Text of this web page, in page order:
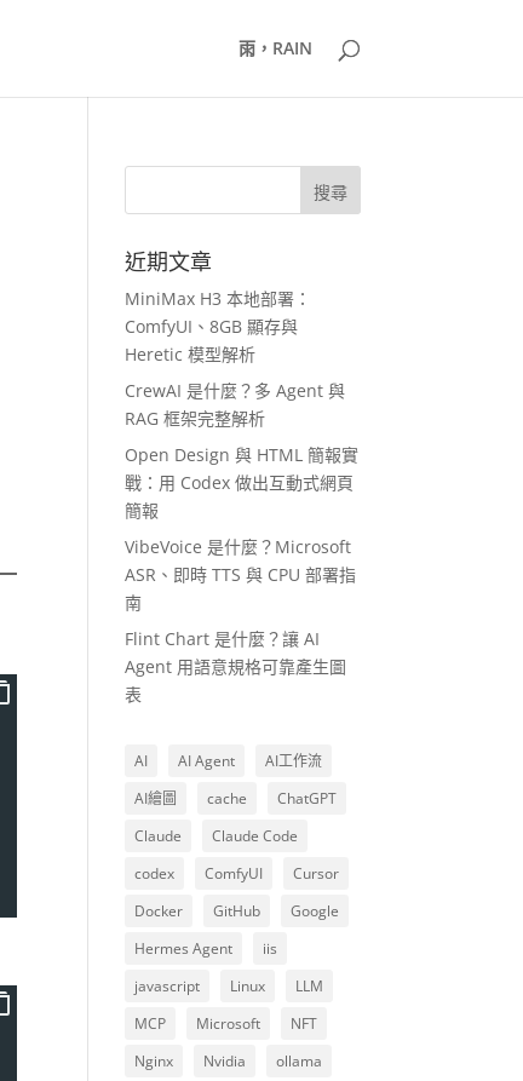
雨，RAIN
近期文章
MiniMax H3 本地部署：
ComfyUI、8GB 顯存與
Heretic 模型解析
CrewAI 是什麼？多 Agent 與
RAG 框架完整解析
Open Design 與 HTML 簡報實
戰：用 Codex 做出互動式網頁
簡報
VibeVoice 是什麼？Microsoft
ASR、即時 TTS 與 CPU 部署指
南
Flint Chart 是什麼？讓 AI
Agent 用語意規格可靠產生圖
表
AI AI Agent
AI工作流
AI繪圖
cache
ChatGPT
Claude
Claude Code
codex
ComfyUI
Cursor
Docker
GitHub
Google
Hermes Agent
iis
javascript
Linux
LLM
MCP
Microsoft
NFT
Nginx
Nvidia
ollama